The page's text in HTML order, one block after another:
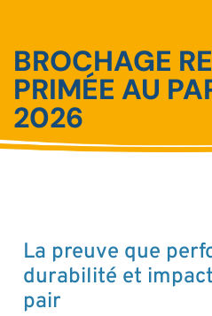
BROCHAGE
PRIMÉE AU
2026
La preuve que
durabilité et
pair